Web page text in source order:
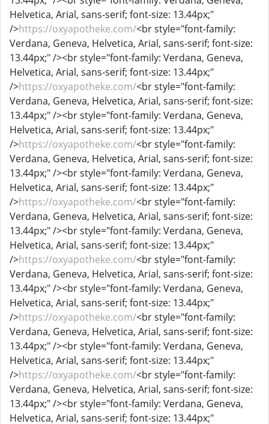
Helvetica, Arial, sans-serif; font-size: 13.44px;"
/>https://oxyapotheke.com/<br style="font-family:
Verdana, Geneva, Helvetica, Arial, sans-serif; font-size:
13.44px;" /><br style="font-family: Verdana, Geneva,
Helvetica, Arial, sans-serif; font-size: 13.44px;"
/>https://oxyapotheke.com/<br style="font-family:
Verdana, Geneva, Helvetica, Arial, sans-serif; font-size:
13.44px;" /><br style="font-family: Verdana, Geneva,
Helvetica, Arial, sans-serif; font-size: 13.44px;"
/>https://oxyapotheke.com/<br style="font-family:
Verdana, Geneva, Helvetica, Arial, sans-serif; font-size:
13.44px;" /><br style="font-family: Verdana, Geneva,
Helvetica, Arial, sans-serif; font-size: 13.44px;"
/>https://oxyapotheke.com/<br style="font-family:
Verdana, Geneva, Helvetica, Arial, sans-serif; font-size:
13.44px;" /><br style="font-family: Verdana, Geneva,
Helvetica, Arial, sans-serif; font-size: 13.44px;"
/>https://oxyapotheke.com/<br style="font-family:
Verdana, Geneva, Helvetica, Arial, sans-serif; font-size:
13.44px;" /><br style="font-family: Verdana, Geneva,
Helvetica, Arial, sans-serif; font-size: 13.44px;"
/>https://oxyapotheke.com/<br style="font-family:
Verdana, Geneva, Helvetica, Arial, sans-serif; font-size:
13.44px;" /><br style="font-family: Verdana, Geneva,
Helvetica, Arial, sans-serif; font-size: 13.44px;"
/>https://oxyapotheke.com/<br style="font-family:
Verdana, Geneva, Helvetica, Arial, sans-serif; font-size:
13.44px;" /><br style="font-family: Verdana, Geneva,
Helvetica, Arial, sans-serif; font-size: 13.44px;"